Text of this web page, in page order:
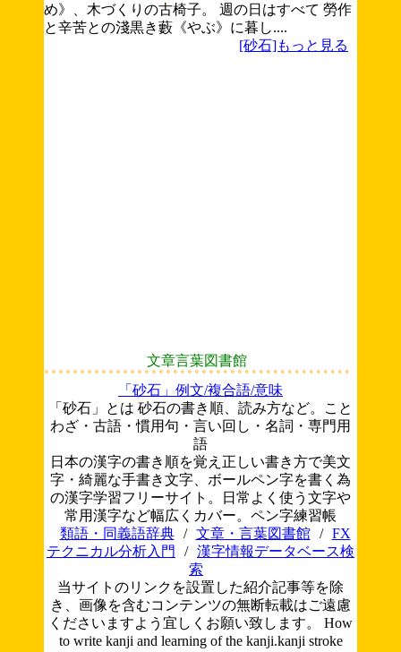
め》、木づくりの古椅子。 週の日はすべて 勞作
と辛苦との淺黒き藪《やぶ》に暮し....
[砂石]もっと見る
文章言葉図書館
「砂石」例文/複合語/意味
「砂石」とは 砂石の書き順、読み方など。こと
わざ・古語・慣用句・言い回し・名詞・専門用
語
日本の漢字の書き順を覚え正しい書き方で美文
字・綺麗な手書き文字、ボールペン字を書く為
の漢字学習フリーサイト。日常よく使う文字や
常用漢字など幅広くカバー。ペン字練習帳
類語・同義語辞典
/ 文章・言葉図書館 /
FX
テクニカル分析入門
/ 漢字情報データベース検
索
当サイトのリンクを設置した紹介記事等を除
き、画像を含むコンテンツの無断転載はご遠慮
くださいますよう宜しくお願い致します。 How
to write kanji and learning of the kanji.kanji stroke